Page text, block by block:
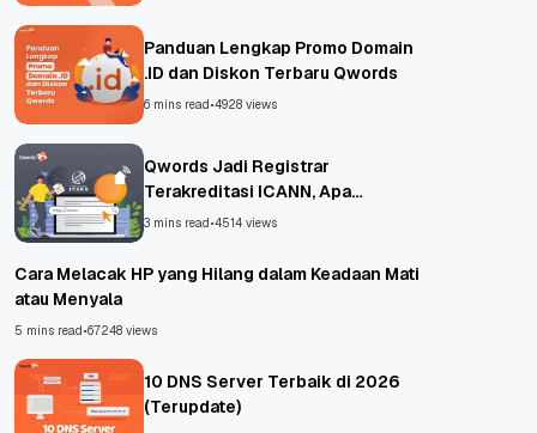
Panduan Lengkap Promo Domain
.ID dan Diskon Terbaru Qwords
6 mins read•4928 views
Qwords Jadi Registrar
Terakreditasi ICANN, Apa
Untungnya?
3 mins read•4514 views
Cara Melacak HP yang Hilang dalam Keadaan Mati
atau Menyala
5 mins read•67248 views
10 DNS Server Terbaik di 2026
(Terupdate)